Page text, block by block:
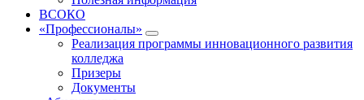
ВСОКО
«Профессионалы»
Реализация программы инновационного развития
колледжа
Призеры
Документы